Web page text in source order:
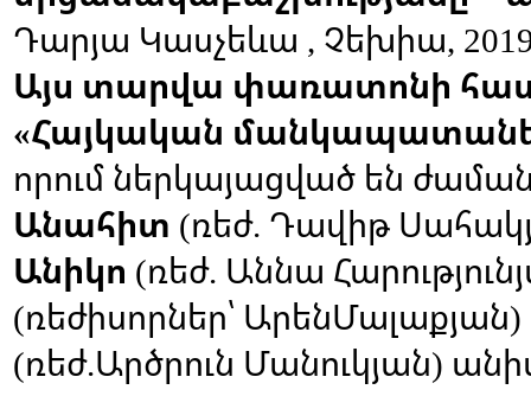
Դարյա Կասչեևա , Չեխիա,
Այս տարվա փառատոնի
«Հայկական
որում ներկայացված են
Անահիտ (ռեժ. Դավիթ
Անիկո (ռեժ. Աննա
(ռեժիսորներ՝ ԱրենՄալաքյան)
(ռեժ.Արծրուն Մանուկյան)